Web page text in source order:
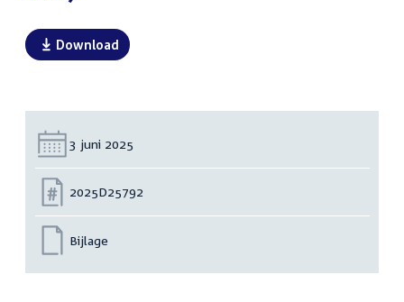
Download
Datum:
3 juni 2025
Nummer:
2025D25792
Bijlage